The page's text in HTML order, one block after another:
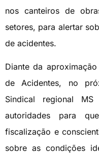
nos canteiros de
setores, para alertar
de acidentes.
Diante da
de Acidentes, no
Sindical regional
autoridades para
fiscalização e
sobre as condições